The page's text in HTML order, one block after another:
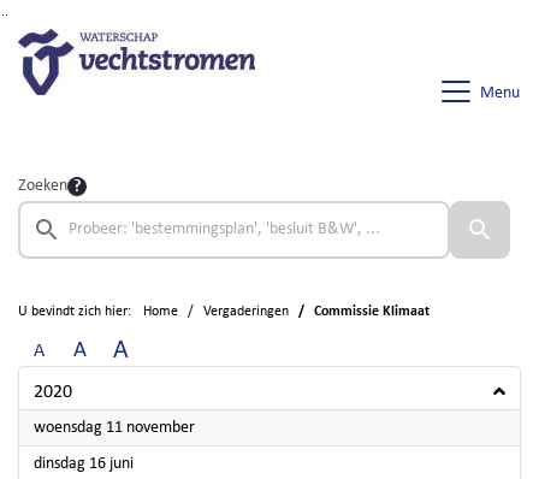
Menu
Zoeken
U bevindt zich hier: Home Vergaderingen Commissie Klimaat
A A A
2020
woensdag 11 november2020
dinsdag 16 juni2020